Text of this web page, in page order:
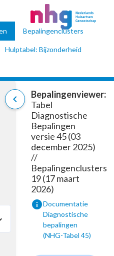
Bepalingenclusters
Hulptabel: Bijzonderheid
chevron_left
Bepalingenviewer:
Tabel
Diagnostische
Bepalingen
versie 45 (03
december 2025)
//
Bepalingenclusters
19 (17 maart
2026)
infoDocumentatie
Diagnostische
bepalingen
(NHG-Tabel 45)